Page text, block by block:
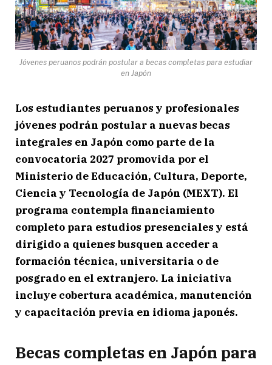
Jóvenes peruanos podrán postular a becas completas para estudiar
en Japón
Los estudiantes peruanos y profesionales
jóvenes podrán postular a nuevas becas
integrales en Japón como parte de la
convocatoria 2027 promovida por el
Ministerio de Educación, Cultura, Deporte,
Ciencia y Tecnología de Japón (MEXT). El
programa contempla financiamiento
completo para estudios presenciales y está
dirigido a quienes busquen acceder a
formación técnica, universitaria o de
posgrado en el extranjero. La iniciativa
incluye cobertura académica, manutención
y capacitación previa en idioma japonés.
Becas completas en Japón para